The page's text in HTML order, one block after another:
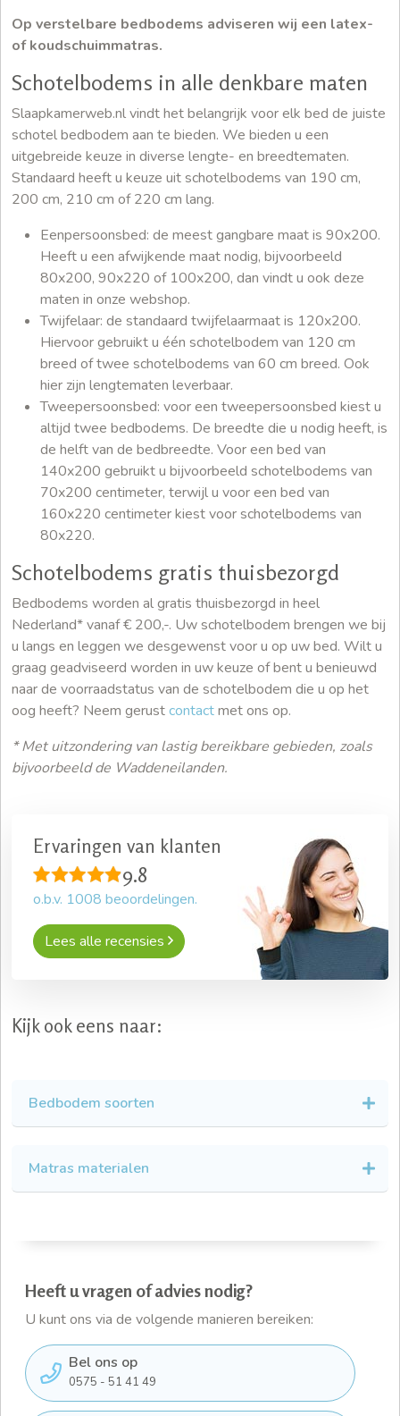
Heeft u vragen of advies nodig?
U kunt ons via de volgende manieren bereiken:
Bel ons op
0575 - 51 41 49
Op verstelbare bedbodems adviseren wij een latex-
of koudschuimmatras.
Schotelbodems in alle denkbare maten
Slaapkamerweb.nl vindt het belangrijk voor elk bed de juiste
schotel bedbodem aan te bieden. We bieden u een
uitgebreide keuze in diverse lengte- en breedtematen.
Standaard heeft u keuze uit schotelbodems van 190 cm,
200 cm, 210 cm of 220 cm lang.
Eenpersoonsbed: de meest gangbare maat is 90x200.
Heeft u een afwijkende maat nodig, bijvoorbeeld
80x200, 90x220 of 100x200, dan vindt u ook deze
maten in onze webshop.
Twijfelaar: de standaard twijfelaarmaat is 120x200.
Hiervoor gebruikt u één schotelbodem van 120 cm
breed of twee schotelbodems van 60 cm breed. Ook
hier zijn lengtematen leverbaar.
Tweepersoonsbed: voor een tweepersoonsbed kiest u
altijd twee bedbodems. De breedte die u nodig heeft, is
de helft van de bedbreedte. Voor een bed van
140x200 gebruikt u bijvoorbeeld schotelbodems van
70x200 centimeter, terwijl u voor een bed van
160x220 centimeter kiest voor schotelbodems van
80x220.
Schotelbodems gratis thuisbezorgd
Bedbodems worden al gratis thuisbezorgd in heel
Nederland* vanaf € 200,-. Uw schotelbodem brengen we bij
u langs en leggen we desgewenst voor u op uw bed. Wilt u
graag geadviseerd worden in uw keuze of bent u benieuwd
naar de voorraadstatus van de schotelbodem die u op het
oog heeft? Neem gerustcontactmet ons op.
* Met uitzondering van lastig bereikbare gebieden, zoals
bijvoorbeeld de Waddeneilanden.
Ervaringen van klanten
9.8
o.b.v. 1008 beoordelingen.
Lees alle recensies
Kijk ook eens naar:
Bedbodem soorten
Matras materialen